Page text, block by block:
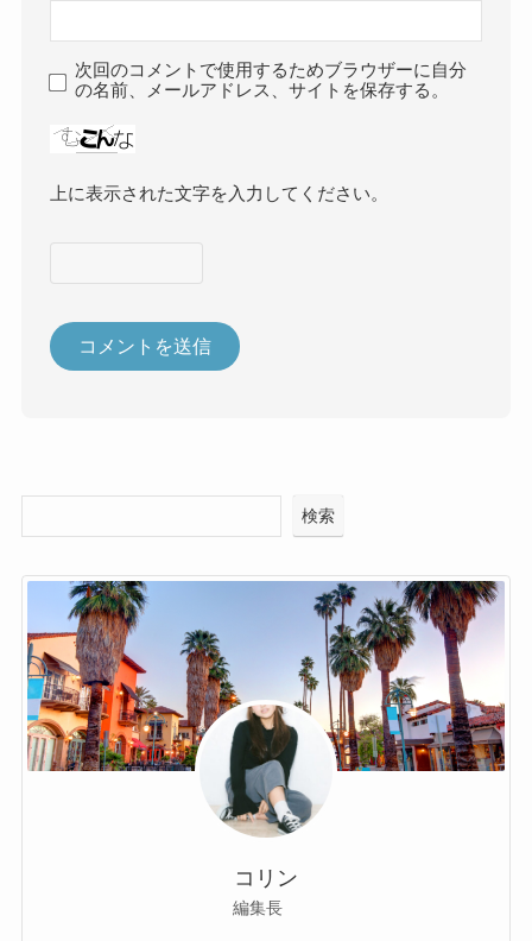
次回のコメントで使用するためブラウザーに自分
の名前、メールアドレス、サイトを保存する。
上に表示された文字を入力してください。
検索
コリン
編集長